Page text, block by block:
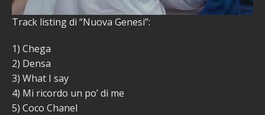
Track listing di “Nuova Genesi”:
1) Chega
2) Densa
3) What I say
4) Mi ricordo un po’ di me
5) Coco Chanel